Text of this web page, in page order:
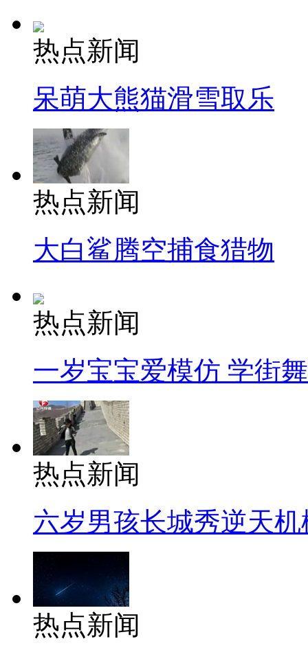
热点新闻
呆萌大熊猫滑雪取乐
热点新闻
大白鲨腾空捕食猎物
热点新闻
一岁宝宝爱模仿 学街
热点新闻
六岁男孩长城秀逆天机
热点新闻